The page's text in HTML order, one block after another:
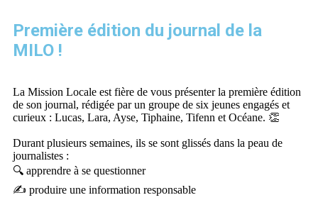
Première édition du journal de la
MILO !
La Mission Locale est fière de vous présenter la première édition
de son journal, rédigée par un groupe de six jeunes engagés et
curieux : Lucas, Lara, Ayse, Tiphaine, Tifenn et Océane. 👏
Durant plusieurs semaines, ils se sont glissés dans la peau de
journalistes :
🔍 apprendre à se questionner
✍️ produire une information responsable